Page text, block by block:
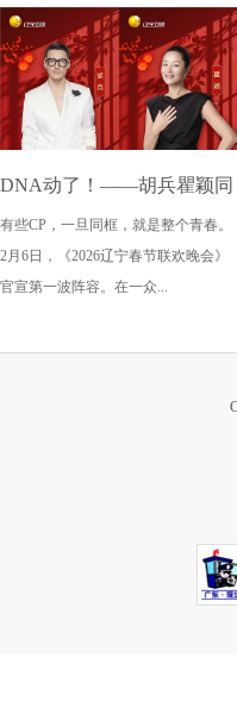
DNA动了！——胡兵瞿颖同
框《2026辽宁春晚》
有些CP，一旦同框，就是整个青春。
2月6日，《2026辽宁春节联欢晚会》
官宣第一波阵容。在一众...